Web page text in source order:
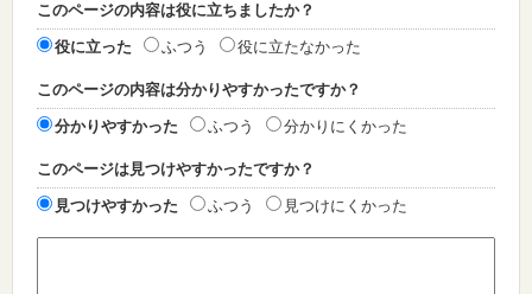
このページの内容は役に立ちましたか？
役に立った ふつう 役に立たなかった
このページの内容は分かりやすかったですか？
分かりやすかった ふつう 分かりにくかった
このページは見つけやすかったですか？
見つけやすかった ふつう 見つけにくかった